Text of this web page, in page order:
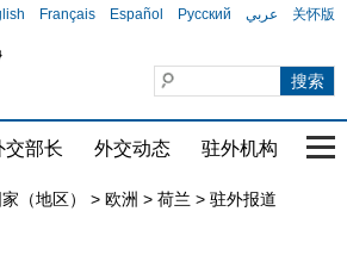
Français Español Русский عربي 关怀版
交部长 外交动态 驻外机构 国
（地区） > 欧洲 > 荷兰 > 驻外报道